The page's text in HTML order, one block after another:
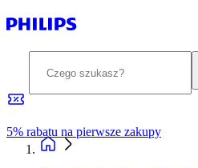
5% rabatu na pierwsze zakupy